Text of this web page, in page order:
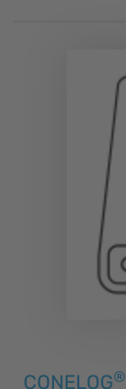
CONELOG®